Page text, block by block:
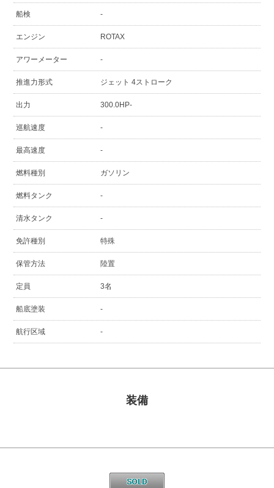
船検 -
エンジン ROTAX
アワーメーター -
推進力形式 ジェット 4ストローク
出力 300.0HP-
巡航速度 -
最高速度 -
燃料種別 ガソリン
燃料タンク -
清水タンク -
免許種別 特殊
保管方法 陸置
定員 3名
船底塗装 -
航行区域 -
装備